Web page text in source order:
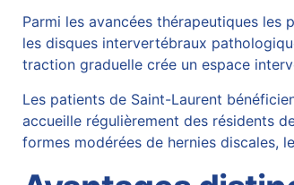
Parmi les avancées thérapeutiques les
les disques intervertébraux
traction graduelle crée un espace
Les patients de Saint-Laurent
accueille régulièrement des résidents
formes modérées de hernies discales,